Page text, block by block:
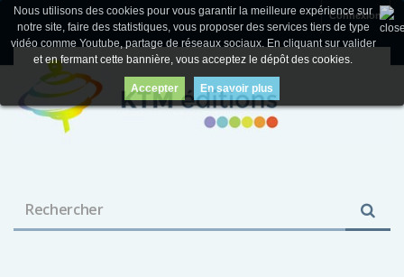
Connexion
Nous utilisons des cookies pour vous garantir la meilleure expérience sur
notre site, faire des statistiques, vous proposer des services tiers de type
vidéo comme Youtube, partage de réseaux sociaux. En cliquant sur valider
et en fermant cette bannière, vous acceptez le dépôt des cookies.
Accepter En savoir plus